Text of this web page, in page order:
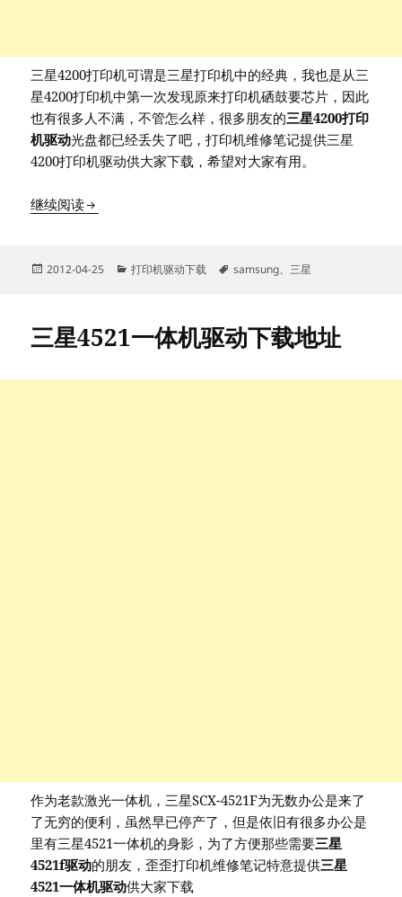
三星4200打印机可谓是三星打印机中的经典，我也是从三
星4200打印机中第一次发现原来打印机硒鼓要芯片，因此
也有很多人不满，不管怎么样，很多朋友的三星4200打印
机驱动光盘都已经丢失了吧，打印机维修笔记提供三星
4200打印机驱动供大家下载，希望对大家有用。
继续阅读三星4200打印机驱动下载地址
发
2012-04-25
分
打印机驱动下载
标
samsung、三星
三星4521一体机驱动下载地址
作为老款激光一体机，三星SCX-4521F为无数办公是来了
了无穷的便利，虽然早已停产了，但是依旧有很多办公是
里有三星4521一体机的身影，为了方便那些需要三星
4521f驱动的朋友，歪歪打印机维修笔记特意提供三星
4521一体机驱动供大家下载